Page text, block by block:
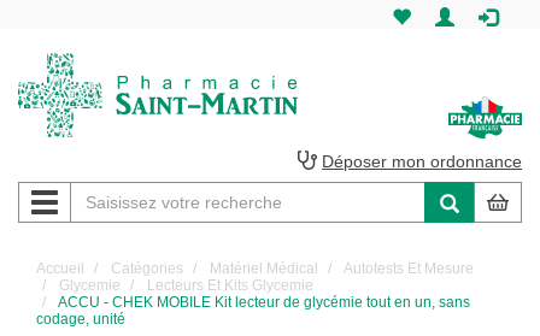
Martin
Pharmacie
Saint-
Martin
Déposer mon ordonnance
Navigation
Accueil Catégories Matériel Médical
Autotests Et Mesure
Glycemie
Lecteurs Et Kits Glycemie
ACCU - CHEK MOBILE Kit lecteur de glycémie tout en un, sans
codage, unité